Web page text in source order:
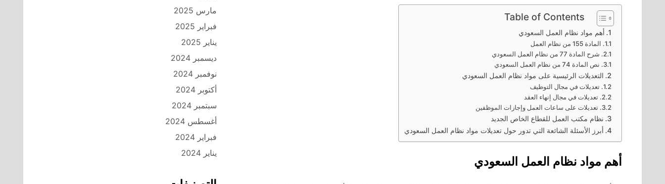
Table of Contents
أهم مواد نظام العمل السعودي
المادة 155 من نظام العمل
شرح المادة 77 من نظام العمل السعودي
نص المادة 74 من نظام العمل السعودي
التعديلات الرئيسية على مواد نظام العمل السعودي
تعديلات في مجال التوظيف
تعديلات في مجال إنهاء العقد
تعديلات على ساعات العمل وإجازات الموظفين
نظام مكتب العمل للقطاع الخاص الجديد
أبرز الأسئلة الشائعة التي تدور حول تعديلات مواد نظام العمل السعودي
أهم مواد نظام العمل السعودي
مارس 2025
فبراير 2025
يناير 2025
ديسمبر 2024
نوفمبر 2024
أكتوبر 2024
سبتمبر 2024
أغسطس 2024
فبراير 2024
يناير 2024